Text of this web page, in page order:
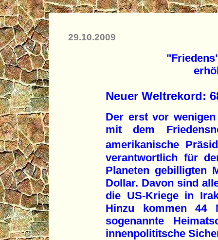
29.10.2009
Neuer Weltrekord:
Der erst vor
mit dem
amerikanische
verantwortlich für
Planeten gebilligten
Dollar. Davon sind
die US-Kriege in
Hinzu kommen 44
sogenannte
innenpolititsche